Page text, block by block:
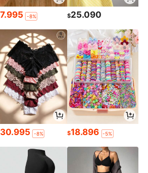
7.995 -8% $25.090
30.995 -8% $18.896 -5%